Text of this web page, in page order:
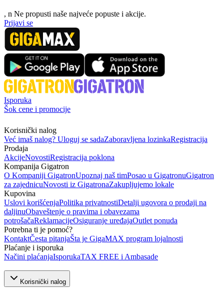
, n Ne propusti naše najveće popuste i akcije.
Prijavi se
Isporuka
Šok cene i promocije
Korisnički nalog
Već imaš nalog? Uloguj se sadaZaboravljena lozinkaRegistracija
Prodaja
AkcijeNovostiRegistracija poklona
Kompanija Gigatron
O Kompaniji GigatronUpoznaj naš timPosao u GigatronuGigatron
za zajednicuNovosti iz GigatronaZakupljujemo lokale
Kupovina
Uslovi korišćenjaPolitika privatnostiDetalji ugovora o prodaji na
daljinuObaveštenje o pravima i obavezama
potrošačaReklamacijeOsiguranje uređajaOutlet ponuda
Potrebna ti je pomoć?
KontaktČesta pitanjaŠta je GigaMAX program lojalnosti
Plaćanje i isporuka
Načini plaćanjaIsporukaTAX FREE i Ambasade
Korisnički nalog